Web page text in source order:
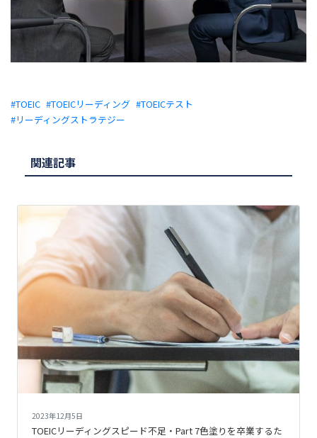
TOEIC TOEICリーディング
TOEICテスト
リーディングストラテジー
関連記事
2023年12月5日
TOEICリーディングスピード不足・Part 7色塗りを卒業するた